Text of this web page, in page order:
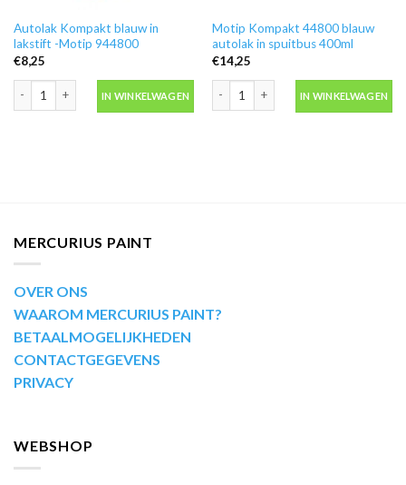
Autolak Kompakt blauw in
lakstift -Motip 944800
€8,25
IN WINKELWAGEN
Motip Kompakt 44800 blauw
autolak in spuitbus 400ml
€14,25
IN WINKELWAGEN
MERCURIUS PAINT
OVER ONS
WAAROM MERCURIUS PAINT?
BETAALMOGELIJKHEDEN
CONTACTGEGEVENS
PRIVACY
WEBSHOP